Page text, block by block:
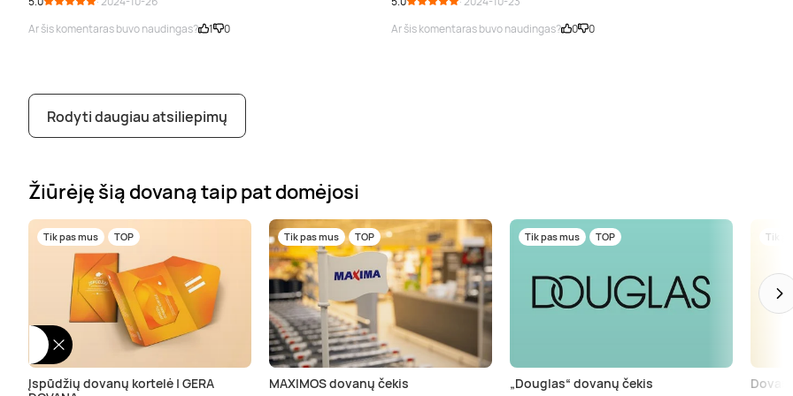
Ar šis komentaras buvo naudingas?
1 0
Ar šis komentaras buvo naudingas?
0 0
Rodyti daugiau atsiliepimų
Žiūrėję šią dovaną taip pat domėjosi
Tik pas mus TOP
Įspūdžių dovanų kortelė | GERA
Tik pas mus TOP
MAXIMOS dovanų čekis
Tik pas mus TOP
„Douglas“ dovanų čekis
Tik